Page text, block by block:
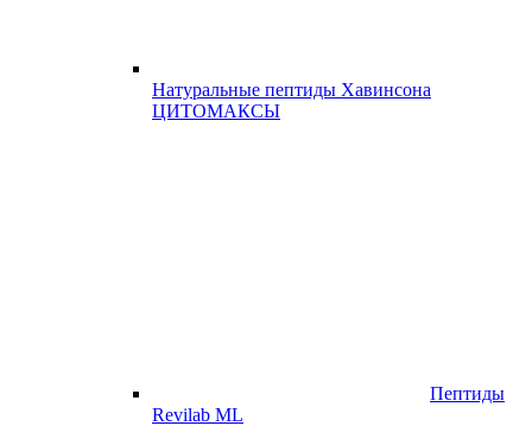
Натуральные пептиды Хавинсона
ЦИТОМАКСЫ
Пептиды
Revilab ML